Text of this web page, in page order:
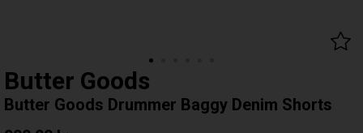
Butter Goods
Butter Goods Drummer Baggy Denim Shorts